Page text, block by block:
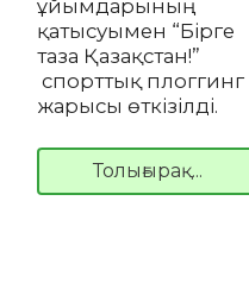
ұйымдарының
қатысуымен “Бірге
таза Қазақстан!”
спорттық плоггинг
жарысы өткізілді.
Толығырақ...